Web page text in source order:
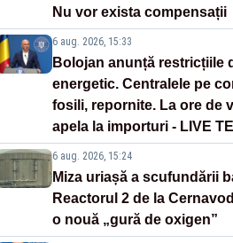
Nu vor exista compensații
6 aug. 2026, 15:33
Bolojan anunță restricțiile
energetic. Centralele pe
fosili, repornite. La ore de
apela la importuri - LIVE
6 aug. 2026, 15:24
Miza uriașă a scufundării
Reactorul 2 de la
o nouă „gură de oxigen”